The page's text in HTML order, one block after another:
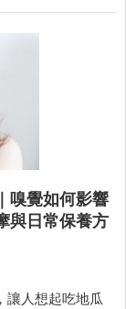
嗅覺如何影響
與日常保養方
讓人想起吃地瓜